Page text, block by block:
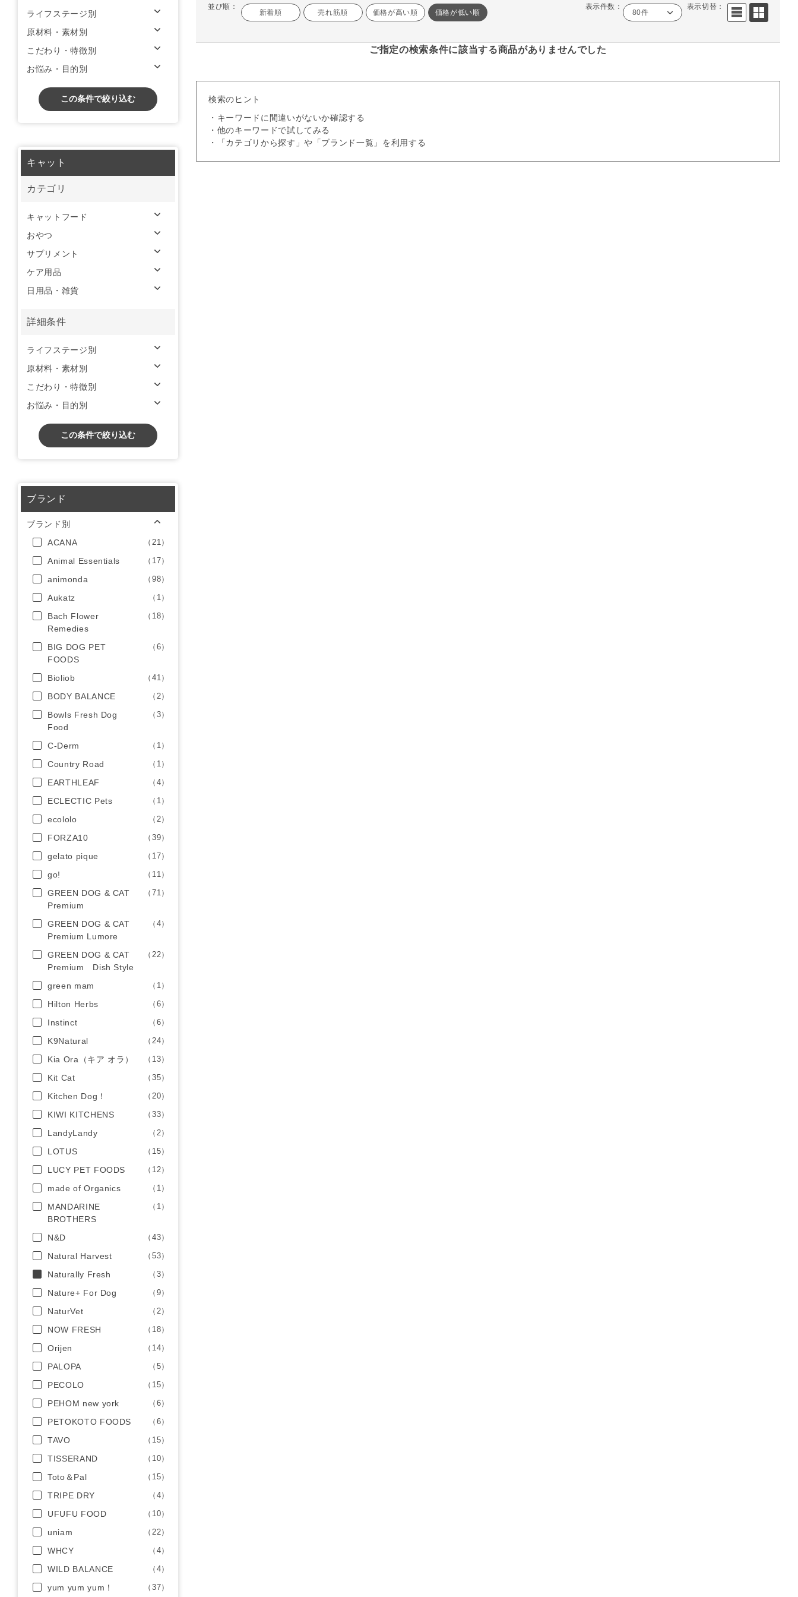
並び順：
新着順 売れ筋順 価格が高い順 価格が低い順
表示件数：
80件
表示切替：
ご指定の検索条件に該当する商品がありませんでした
検索のヒント
・キーワードに間違いがないか確認する
・他のキーワードで試してみる
・「カテゴリから探す」や「ブランド一覧」を利用する
ライフステージ別
原材料・素材別
こだわり・特徴別
お悩み・目的別
この条件で絞り込む
キャット
カテゴリ
キャットフード
おやつ
サプリメント
ケア用品
日用品・雑貨
詳細条件
ライフステージ別
原材料・素材別
こだわり・特徴別
お悩み・目的別
この条件で絞り込む
ブランド
ブランド別
ACANA
（21）
Animal Essentials （17）
animonda （98）
Aukatz （1）
Bach Flower
Remedies
（18）
BIG DOG PET
FOODS
（6）
Bioliob （41）
BODY BALANCE （2）
Bowls Fresh Dog
Food
（3）
C-Derm （1）
Country Road （1）
EARTHLEAF （4）
ECLECTIC Pets （1）
ecololo （2）
FORZA10 （39）
gelato pique （17）
go! （11）
GREEN DOG & CAT
Premium
（71）
GREEN DOG & CAT
Premium Lumore
（4）
GREEN DOG & CAT
Premium Dish Style
（22）
green mam （1）
Hilton Herbs （6）
Instinct （6）
K9Natural （24）
Kia Ora（キア オラ） （13）
Kit Cat （35）
Kitchen Dog！ （20）
KIWI KITCHENS （33）
LandyLandy （2）
LOTUS （15）
LUCY PET FOODS （12）
made of Organics （1）
MANDARINE
BROTHERS
（1）
N&D （43）
Natural Harvest （53）
Naturally Fresh （3）
Nature+ For Dog （9）
NaturVet （2）
NOW FRESH （18）
Orijen （14）
PALOPA （5）
PECOLO （15）
PEHOM new york （6）
PETOKOTO FOODS （6）
TAVO （15）
TISSERAND （10）
Toto＆Pal （15）
TRIPE DRY （4）
UFUFU FOOD （10）
uniam （22）
WHCY （4）
WILD BALANCE （4）
yum yum yum！ （37）